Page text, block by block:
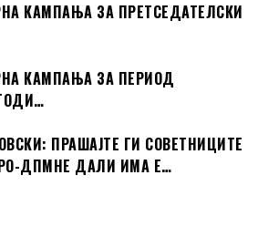
КАМПАЊА ЗА ПРЕТСЕДАТЕЛСКИ
КАМПАЊА ЗА ПЕРИОД
ПРАШАЈТЕ ГИ СОВЕТНИЦИТЕ
ДПМНЕ ДАЛИ ИМА Е…